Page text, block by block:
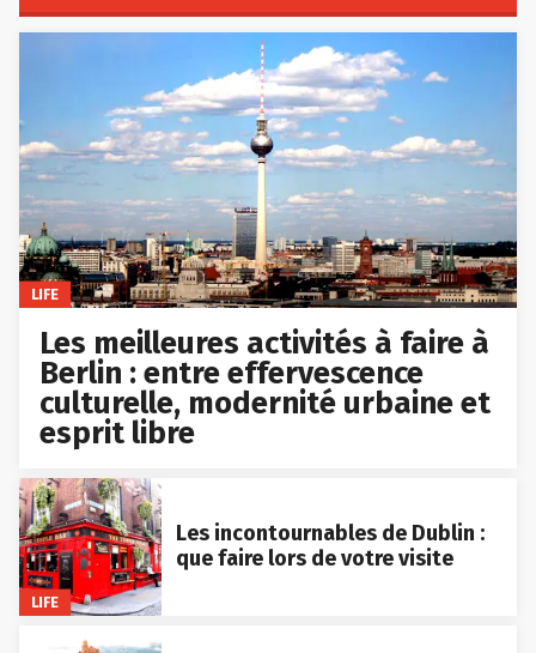
LIFE
Les meilleures activités à faire à
Berlin : entre effervescence
culturelle, modernité urbaine et
esprit libre
LIFE
Les incontournables de Dublin :
que faire lors de votre visite